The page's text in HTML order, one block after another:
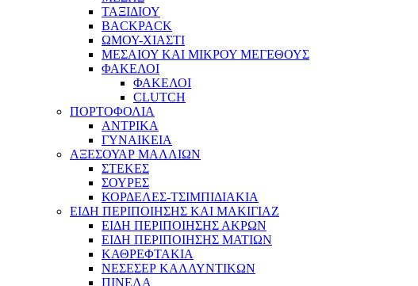
ΤΑΞΙΔΙΟΥ
BACKPACK
ΩΜΟΥ-ΧΙΑΣΤΙ
ΜΕΣΑΙΟΥ ΚΑΙ ΜΙΚΡΟΥ ΜΕΓΕΘΟΥΣ
ΦΑΚΕΛΟΙ
ΦΑΚΕΛΟΙ
CLUTCH
ΠΟΡΤΟΦΟΛΙΑ
ΑΝΤΡΙΚΑ
ΓΥΝΑΙΚΕΙΑ
ΑΞΕΣΟΥΑΡ ΜΑΛΛΙΩΝ
ΣΤΕΚΕΣ
ΣΟΥΡΕΣ
ΚΟΡΔΕΛΕΣ-ΤΣΙΜΠΙΔΙΑΚΙΑ
ΕΙΔΗ ΠΕΡΙΠΟΙΗΣΗΣ ΚΑΙ ΜΑΚΙΓΙΑΖ
ΕΙΔΗ ΠΕΡΙΠΟΙΗΣΗΣ ΑΚΡΩΝ
ΕΙΔΗ ΠΕΡΙΠΟΙΗΣΗΣ ΜΑΤΙΩΝ
ΚΑΘΡΕΦΤΑΚΙΑ
ΝΕΣΕΣΕΡ ΚΑΛΛΥΝΤΙΚΩΝ
ΠΙΝΕΛΑ